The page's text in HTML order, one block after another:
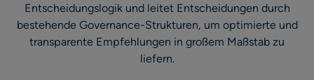
Entscheidungslogik und leitet Entscheidungen durch
bestehende Governance-Strukturen, um optimierte und
transparente Empfehlungen in großem Maßstab zu
liefern.